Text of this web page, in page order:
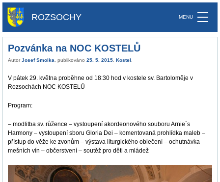
ROZSOCHY
Pozvánka na NOC KOSTELŮ
Autor Josef Smolka , publikováno 25. 5. 2015 Kostel
V pátek 29. května proběhne od 18:30 hod v kostele sv. Bartoloměje v
Rozsochách NOC KOSTELŮ
Program:
– modlitba sv. růžence – vystoupení akordeonového souboru Arnie´s
Harmony – vystoupení sboru Gloria Dei – komentovaná prohlídka maleb –
přístup do věže ke zvonům – výstava liturgického oblečení – ochutnávka
mešních vín – občerstvení – soutěž pro děti a mládež